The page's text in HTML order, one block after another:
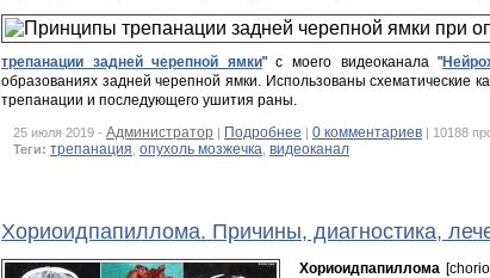
трепанации задней черепной ямки" с моего видеоканала "
образованиях задней черепной ямки. Использованы схематические
трепанации и последующего ушития раны.
25 июля 2019 - Администратор | Подробнее | 0 комментариев | 10188
Теги: трепанация опухоль мозжечка видеоканал
Хориоидпапиллома. Причины, диагностика,
Хориоидпапиллома